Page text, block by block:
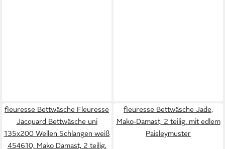
fleuresse Bettwäsche Fleuresse
Jacquard Bettwäsche uni
135x200 Wellen Schlangen weiß
454610, Mako Damast, 2 teilig,
fleuresse Bettwäsche Jade,
Mako-Damast, 2 teilig, mit edlem
Paisleymuster